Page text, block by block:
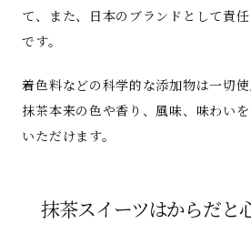
て、また、日本のブランドとして責
です。
着色料などの科学的な添加物は一切使
抹茶本来の色や香り、風味、味わい
いただけます。
抹茶スイーツはからだと